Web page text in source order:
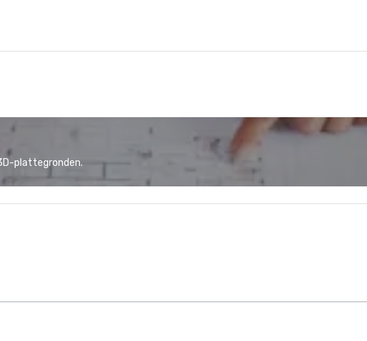
plattegronden.